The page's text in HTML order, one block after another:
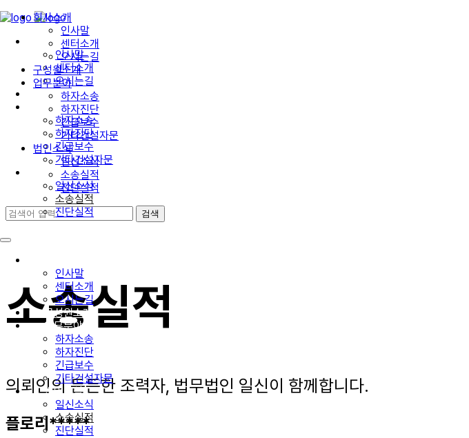
회사소개
인사말
센터소개
오시는길
구성원소개
업무분야
하자소송
하자진단
긴급보수
기타건설자문
법인소식
일신소식
소송실적
진단실적
인사말
센터소개
오시는길
구성원소개
업무분야
하자소송
하자진단
긴급보수
기타건설자문
법인소식
일신소식
소송실적
진단실적
회사소개
인사말
센터소개
오시는길
구성원소개
업무분야
하자소송
하자진단
긴급보수
기타건설자문
법인소식
일신소식
소송실적
진단실적
소송실적
의뢰인의 든든한 조력자, 법무법인 일신이 함께합니다.
플로리*****